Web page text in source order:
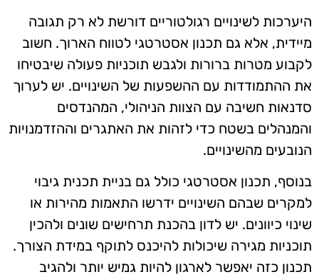
היערכות לשינויים רגולטוריים דורשת לא רק תגובה
מיידית, אלא גם תכנון אסטרטגי לטווח הארוך. חשוב
לקבוע מטרות ברורות ולגבש תוכניות פעולה שיבטיחו
את ההתמודדות עם ההשפעות של השינויים. יש לערוך
סדנאות חשיבה עם הצוות הניהולי, המהנדסים
והמנהלים בשטח כדי לזהות את האתגרים וההזדמנויות
הנובעים מהשינויים.
בנוסף, תכנון אסטרטגי כולל גם בניית תכנית גיבוי
למקרים שבהם השינויים ידרשו התאמות מהירות או
שינוי כיוונים. יש לדון בהכנת תרחישים שונים ולהכין
תוכניות מגירה שיכולות להיכנס לתוקף במידת הצורך.
תכנון כזה יאפשר לארגון להיות גמיש יותר ולהגיב